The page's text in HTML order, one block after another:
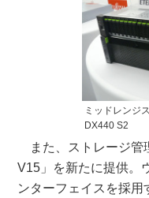
ミッドレンジ
DX440 S2
また、ストレージ管
V15」を新たに提供。
ンターフェイスを採